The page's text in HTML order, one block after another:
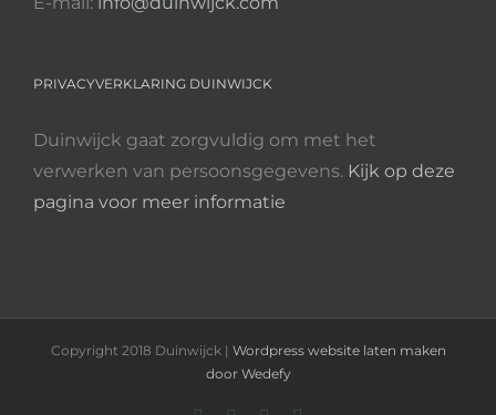
PRIVACYVERKLARING DUINWIJCK
Duinwijck gaat zorgvuldig om met het
verwerken van persoonsgegevens. Kijk op deze
pagina voor meer informatie
Copyright 2018 Duinwijck | Wordpress website laten maken
door Wedefy